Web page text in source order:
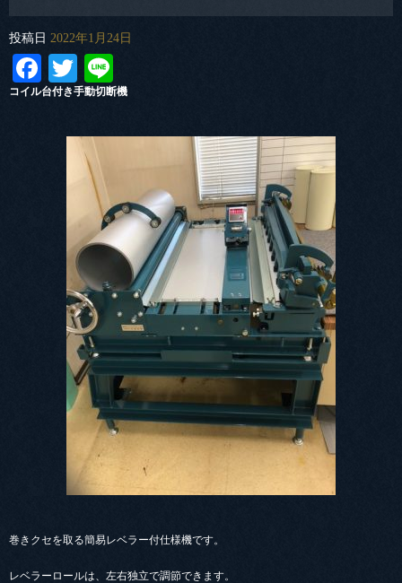
投稿日 2022年1月24日
Facebook
Twitter
コイル台付き手動切断機
巻きクセを取る簡易レベラー付仕様機です。
レベラーロールは、左右独立で調節できます。